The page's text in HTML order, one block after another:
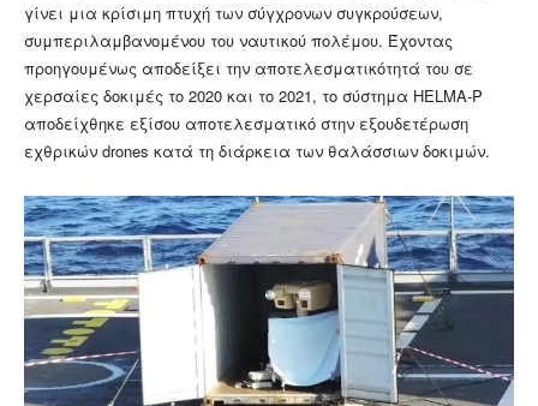
γίνει μια κρίσιμη πτυχή των σύγχρονων συγκρούσεων,
συμπεριλαμβανομένου του ναυτικού πολέμου. Έχοντας
προηγουμένως αποδείξει την αποτελεσματικότητά του σε
χερσαίες δοκιμές το 2020 και το 2021, το σύστημα HELMA-P
αποδείχθηκε εξίσου αποτελεσματικό στην εξουδετέρωση
εχθρικών drones κατά τη διάρκεια των θαλάσσιων δοκιμών.